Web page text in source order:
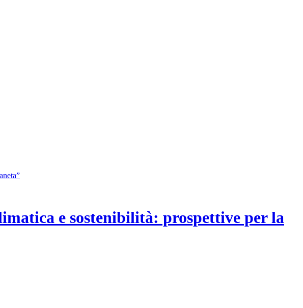
e sostenibilità: prospettive per la